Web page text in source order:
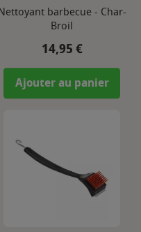
barbecue - Char-
Broil
Prix
14,95 €
Ajouter au panier